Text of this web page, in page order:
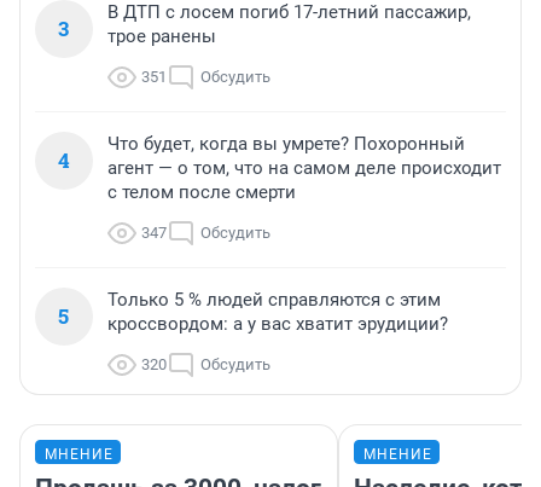
3
В ДТП с лосем погиб 17-летний пассажир,
трое ранены
351 Обсудить
4
Что будет, когда вы умрете? Похоронный
агент — о том, что на самом деле происходит
с телом после смерти
347 Обсудить
5
Только 5 % людей справляются с этим
кроссвордом: а у вас хватит эрудиции?
320 Обсудить
МНЕНИЕ МНЕНИЕ